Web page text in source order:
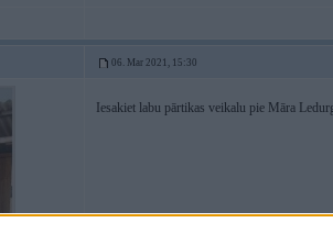
06. Mar 2021, 15:30
Iesakiet labu pārtikas veikalu pie Māra